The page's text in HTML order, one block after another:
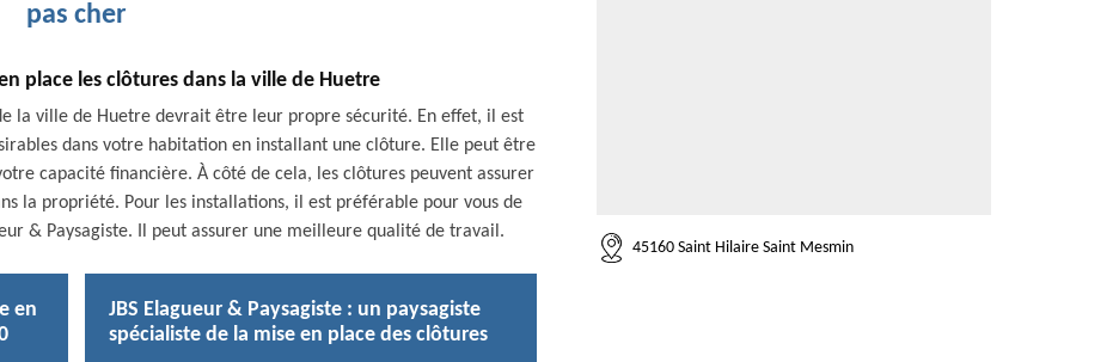
pas cher
place les clôtures dans la ville de Huetre
la ville de Huetre devrait être leur propre sécurité. En effet, il est
dans votre habitation en installant une clôture. Elle peut être
capacité financière. À côté de cela, les clôtures peuvent assurer
la propriété. Pour les installations, il est préférable pour vous de
& Paysagiste. Il peut assurer une meilleure qualité de travail.
en
JBS Elagueur & Paysagiste : un paysagiste
spécialiste de la mise en place des clôtures
45160 Saint Hilaire Saint Mesmin